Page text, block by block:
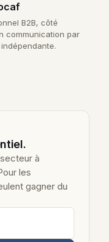
B2B, côté
communication par
à
les
gagner du